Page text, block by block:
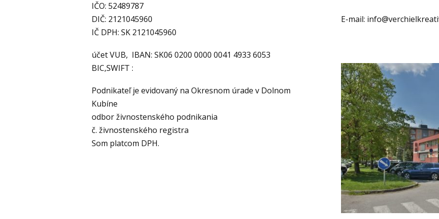
IČO: 52489787
DIČ: 2121045960
IČ DPH: SK 2121045960
účet VUB, IBAN: SK06 0200 0000 0041 4933 6053
BIC,SWIFT :
Podnikateľ je evidovaný na Okresnom úrade v Dolnom
Kubíne
odbor živnostenského podnikania
č. živnostenského registra
Som platcom DPH.
E-mail: